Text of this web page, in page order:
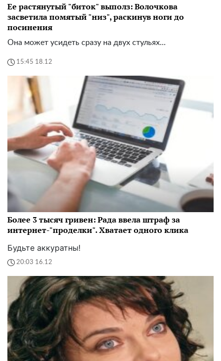
Ее растянутый "биток" выполз: Волочкова
засветила помятый "низ", раскинув ноги до
посинения
Она может усидеть сразу на двух стульях...
15:45 18.12
Более 3 тысяч гривен: Рада ввела штраф за
интернет-"проделки". Хватает одного клика
Будьте аккуратны!
20:03 16.12